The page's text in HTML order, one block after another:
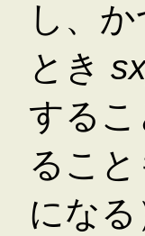
し、
とき
するこ
るこ
になる